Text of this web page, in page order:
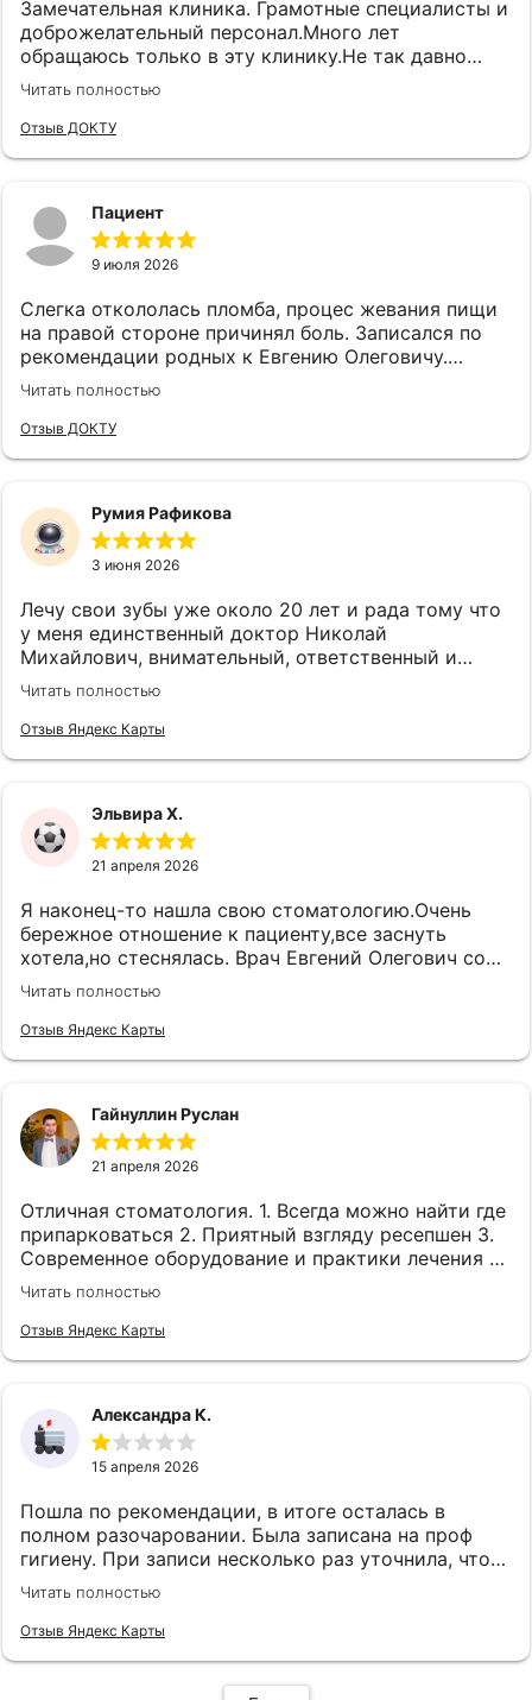
Замечательная клиника. Грамотные специалисты и
доброжелательный персонал.Много лет
обращаюсь только в эту клинику.Не так давно
пришлось придти на удаление. Сколько было
страха и переживаний, но удалили так, что ничего
не заметила. Врач Саженков Евгений Олегович. . А
на 10+. Большое спасибо всему персоналу клиники
Белый Клык
Читать полностью
Отзыв ДОКТУ
Пациент
9 июля 2026
Слегка откололась пломба, процес жевания пищи
на правой стороне причинял боль. Записался по
рекомендации родных к Евгению Олеговичу.
Доктор осмотрел, спросил что беспокоит, сделал
снимок, объяснил почему болит и что он будет
делать, озвучил приблизительную цену которая
зубы у Евгения Олеговича, рекомендую как
профессионала своего дела.
Читать полностью
Отзыв ДОКТУ
Румия Рафикова
3 июня 2026
Лечу свои зубы уже около 20 лет и рада тому что
у меня единственный доктор Николай
Михайлович, внимательный, ответственный и
очень грамотный специалист. Желаю дальнейшей
успешной работы, процветания!!!
Читать полностью
Отзыв Яндекс Карты
Эльвира Х.
21 апреля 2026
Я наконец-то нашла свою стоматологию.Очень
бережное отношение к пациенту,все заснуть
хотела,но стеснялась. Врач Евгений Олегович со
своими золотыми руками творит чудеса. Везде
чистота и комфорт,как в раю
Читать полностью
Отзыв Яндекс Карты
Гайнуллин Руслан
21 апреля 2026
Отличная стоматология. 1. Всегда можно найти где
припарковаться 2. Приятный взгляду ресепшен 3.
Современное оборудование и практики лечения 4.
Профессиональный кадровый состав 5. На работы,
есть гарантия 6. Приятные цены,, три шкуры не
берут,, 7. Лечим зубы там с супругой , ни разу не
Читать полностью
Отзыв Яндекс Карты
Александра К.
15 апреля 2026
Пошла по рекомендации, в итоге осталась в
полном разочаровании. Была записана на проф
гигиену. При записи несколько раз уточнила, что
мне необходима чистка AirFlow, т.к. у меня виниры,
на что администратор сказала, что врач сам
посмотрит и решит какую чистку делать. (Для
Читать полностью
Отзыв Яндекс Карты